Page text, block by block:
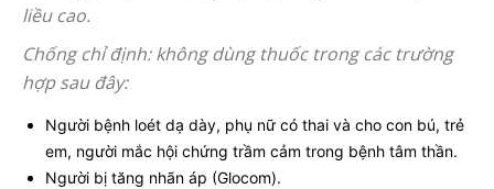
liều cao.
Chống chỉ định: không dùng thuốc trong các trường
hợp sau đây:
Người bệnh loét dạ dày, phụ nữ có thai và cho con bú, trẻ
em, người mắc hội chứng trầm cảm trong bệnh tâm thần.
Người bị tăng nhãn áp (Glocom).